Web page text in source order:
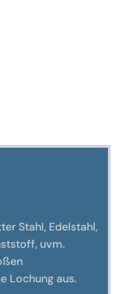
Stahl, Edelstahl,
uvm.
Lochung aus.